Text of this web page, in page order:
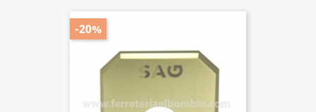
-20%